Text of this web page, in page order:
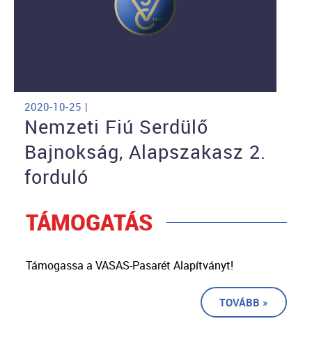
2020-10-25 |
Nemzeti Fiú Serdülő
Bajnokság, Alapszakasz 2.
forduló
TÁMOGATÁS
Támogassa a VASAS-Pasarét Alapítványt!
TOVÁBB »